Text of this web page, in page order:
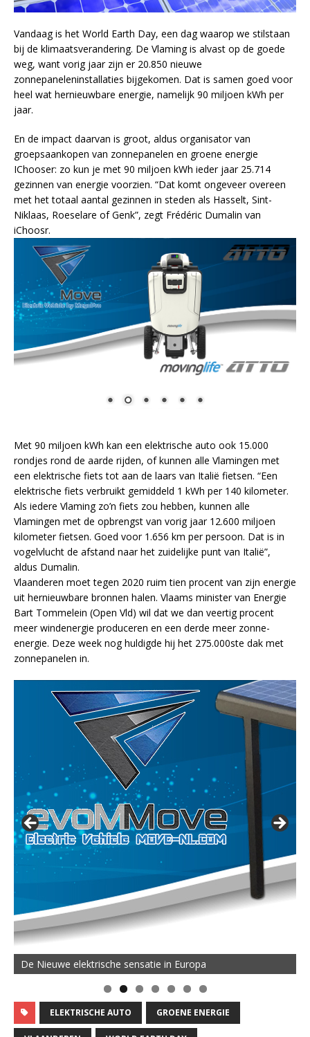
Vandaag is het World Earth Day, een dag waarop we stilstaan
bij de klimaatsverandering. De Vlaming is alvast op de goede
weg, want vorig jaar zijn er 20.850 nieuwe
zonnepaneleninstallaties bijgekomen. Dat is samen goed voor
heel wat hernieuwbare energie, namelijk 90 miljoen kWh per
jaar.
En de impact daarvan is groot, aldus organisator van
groepsaankopen van zonnepanelen en groene energie
IChooser: zo kun je met 90 miljoen kWh ieder jaar 25.714
gezinnen van energie voorzien. “Dat komt ongeveer overeen
met het totaal aantal gezinnen in steden als Hasselt, Sint-
Niklaas, Roeselare of Genk”, zegt Frédéric Dumalin van
iChoosr.
Met 90 miljoen kWh kan een elektrische auto ook 15.000
rondjes rond de aarde rijden, of kunnen alle Vlamingen met
een elektrische fiets tot aan de laars van Italië fietsen. “Een
elektrische fiets verbruikt gemiddeld 1 kWh per 140 kilometer.
Als iedere Vlaming zo’n fiets zou hebben, kunnen alle
Vlamingen met de opbrengst van vorig jaar 12.600 miljoen
kilometer fietsen. Goed voor 1.656 km per persoon. Dat is in
vogelvlucht de afstand naar het zuidelijke punt van Italië”,
aldus Dumalin.
Vlaanderen moet tegen 2020 ruim tien procent van zijn energie
uit hernieuwbare bronnen halen. Vlaams minister van Energie
Bart Tommelein (Open Vld) wil dat we dan veertig procent
meer windenergie produceren en een derde meer zonne-
energie. Deze week nog huldigde hij het 275.000ste dak met
zonnepanelen in.
De Nieuwe elektrische sensatie in Europa
ELEKTRISCHE AUTO GROENE ENERGIE